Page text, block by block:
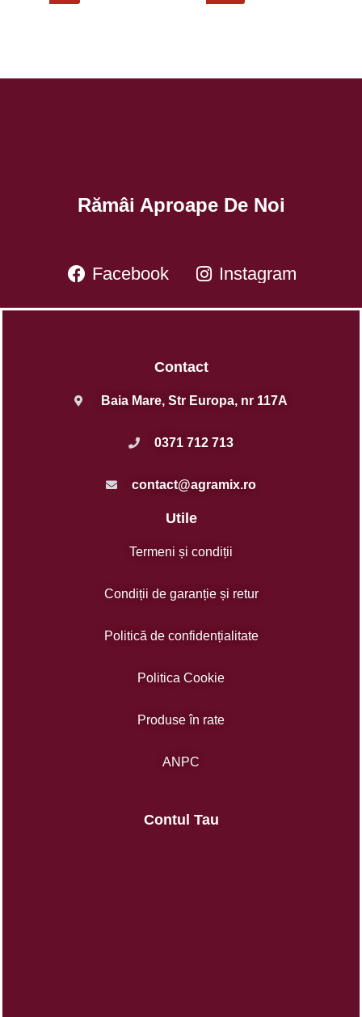
Rămâi Aproape De Noi
Facebook Instagram
Contact
Baia Mare, Str Europa, nr 117A
0371 712 713
contact@agramix.ro
Utile
Termeni și condiții
Condiții de garanție și retur
Politică de confidențialitate
Politica Cookie
Produse în rate
ANPC
Contul Tau